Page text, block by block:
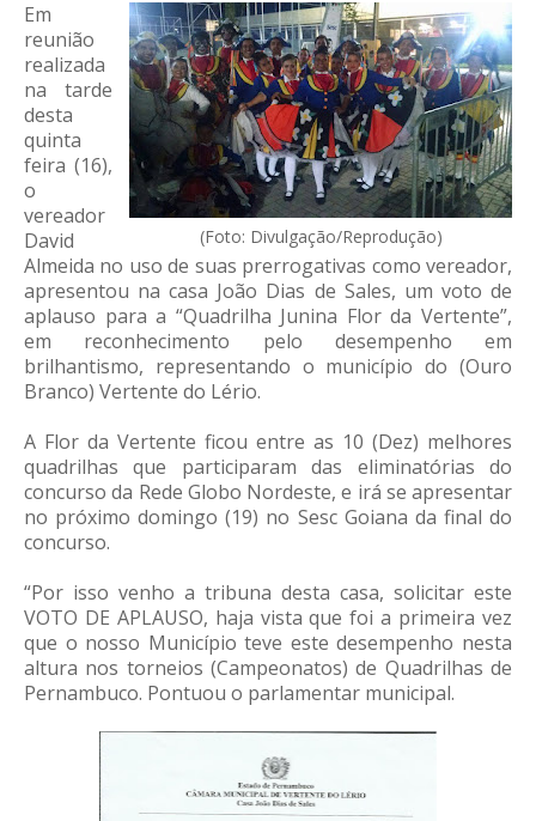
(Foto: Divulgação/Reprodução)
Em
reunião
realizada
na tarde
desta
quinta
feira (16),
o
vereador
David
Almeida no uso de suas prerrogativas como vereador,
apresentou na casa João Dias de Sales, um voto de
aplauso para a “Quadrilha Junina Flor da Vertente”,
em reconhecimento pelo desempenho em
brilhantismo, representando o município do (Ouro
Branco) Vertente do Lério.
A Flor da Vertente ficou entre as 10 (Dez) melhores
quadrilhas que participaram das eliminatórias do
concurso da Rede Globo Nordeste, e irá se apresentar
no próximo domingo (19) no Sesc Goiana da final do
concurso.
“Por isso venho a tribuna desta casa, solicitar este
VOTO DE APLAUSO, haja vista que foi a primeira vez
que o nosso Município teve este desempenho nesta
altura nos torneios (Campeonatos) de Quadrilhas de
Pernambuco. Pontuou o parlamentar municipal.